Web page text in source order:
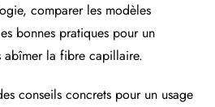
comparer les modèles
bonnes pratiques pour un
abîmer la fibre capillaire.
conseils concrets pour un usage